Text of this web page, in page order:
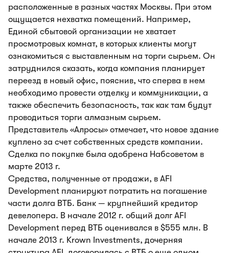
расположенные в разных частях Москвы. При этом
ощущается нехватка помещений. Например,
Единой сбытовой организации не хватает
просмотровых комнат, в которых клиенты могут
ознакомиться с выставленным на торги сырьем. Он
затруднился сказать, когда компания планирует
переезд в новый офис, пояснив, что сперва в нем
необходимо провести отделку и коммуникации, а
также обеспечить безопасность, так как там будут
проводиться торги алмазным сырьем.
Представитель «Алросы» отмечает, что новое здание
куплено за счет собственных средств компании.
Сделка по покупке была одобрена Набсоветом в
марте 2013 г.
Средства, полученные от продажи, в AFI
Development планируют потратить на погашение
части долга ВТБ. Банк — крупнейший кредитор
девелопера. В начале 2012 г. общий долг AFI
Development перед ВТБ оценивался в $555 млн. В
начале 2013 г. Krown Investments, дочерняя